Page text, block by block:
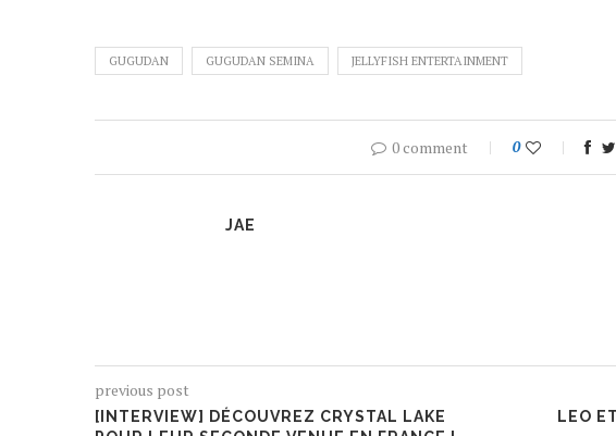
GUGUDAN GUGUDAN SEMINA JELLYFISH ENTERTAINMENT
0 comment 0
JAE
previous post
[INTERVIEW] DÉCOUVREZ CRYSTAL LAKE
LEO